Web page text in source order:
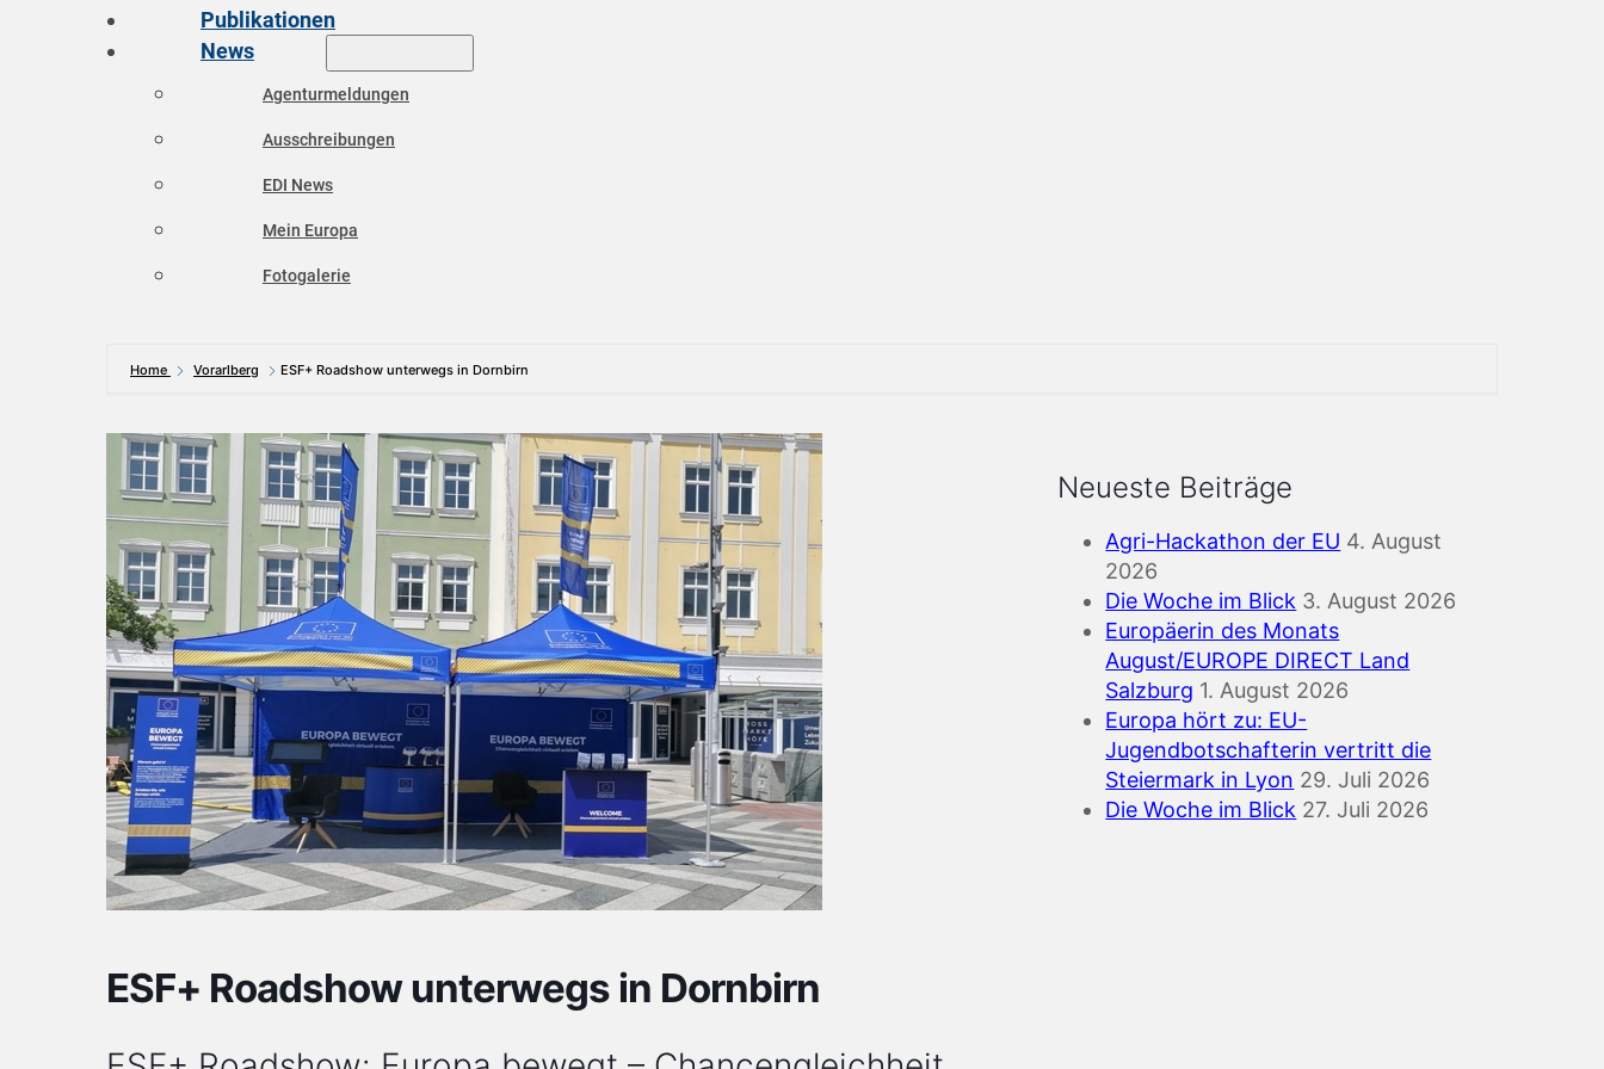
Publikationen
News
Agenturmeldungen
Ausschreibungen
EDI News
Mein Europa
Fotogalerie
Home Vorarlberg ESF+ Roadshow unterwegs in Dornbirn
ESF+ Roadshow unterwegs in Dornbirn
Neueste Beiträge
Agri-Hackathon der EU 4. August
2026
Die Woche im Blick 3. August 2026
Europäerin des Monats
August/EUROPE DIRECT Land
Salzburg 1. August 2026
Europa hört zu: EU-
Jugendbotschafterin vertritt die
Steiermark in Lyon 29. Juli 2026
Die Woche im Blick 27. Juli 2026